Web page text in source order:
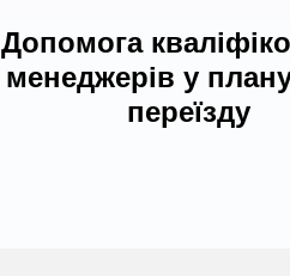
Допомога
менеджерів у
переїзду